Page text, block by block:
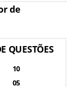
de
QUESTÕES
10
05